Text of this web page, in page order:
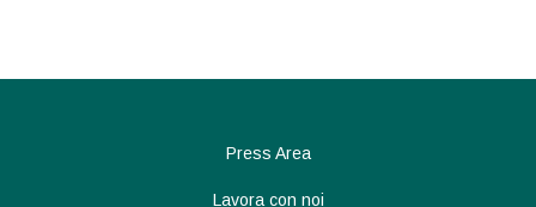
Press Area
Lavora con noi